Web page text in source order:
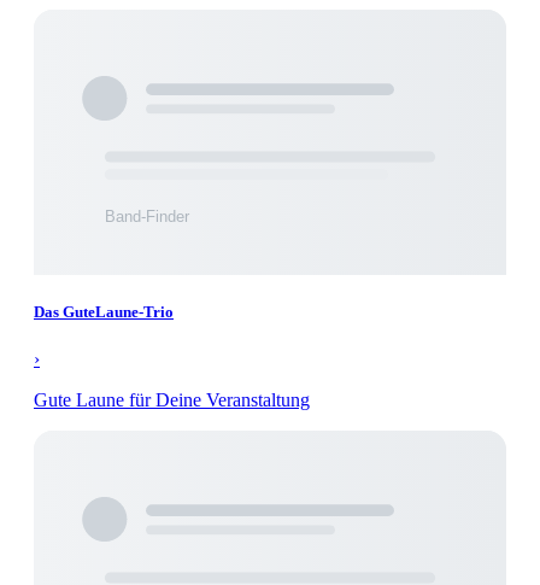
Das GuteLaune-Trio
›
Gute Laune für Deine Veranstaltung